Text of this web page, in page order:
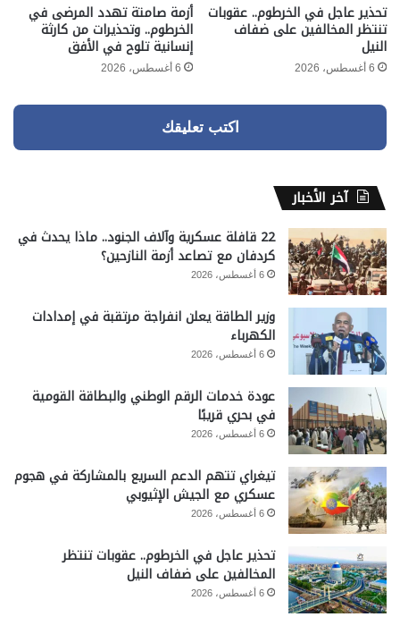
تحذير عاجل في الخرطوم.. عقوبات
تنتظر المخالفين على ضفاف
النيل
6 أغسطس، 2026
أزمة صامتة تهدد المرضى في
الخرطوم.. وتحذيرات من كارثة
إنسانية تلوح في الأفق
6 أغسطس، 2026
اكتب تعليقك
آخر الأخبار
22 قافلة عسكرية وآلاف الجنود.. ماذا يحدث في
كردفان مع تصاعد أزمة النازحين؟
6 أغسطس، 2026
وزير الطاقة يعلن انفراجة مرتقبة في إمدادات
الكهرباء
6 أغسطس، 2026
عودة خدمات الرقم الوطني والبطاقة القومية
في بحري قريبًا
6 أغسطس، 2026
تيغراي تتهم الدعم السريع بالمشاركة في هجوم
عسكري مع الجيش الإثيوبي
6 أغسطس، 2026
تحذير عاجل في الخرطوم.. عقوبات تنتظر
المخالفين على ضفاف النيل
6 أغسطس، 2026